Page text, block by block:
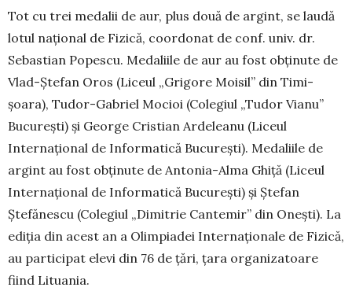
Tot cu trei medalii de aur, plus două de argint, se laudă
lotul național de Fizică, coor­donat de conf. univ. dr.
Sebastian Popescu. Me­daliile de aur au fost obţinute de
Vlad-Şte­fan Oros (Liceul „Grigore Moisil” din Timi­
şoara), Tudor-Gabriel Mocioi (Colegiul „Tu­dor Via­nu”
Bucureşti) şi George Cris­tian Ar­de­leanu (Liceul
Internaţional de In­formatică Bucureşti). Medaliile de
argint au fost ob­ţi­nute de Antonia-Alma Ghiţă (Li­ceul
In­ternaţional de Informatică Bucu­reşti) şi Ştefan
Ştefănescu (Colegiul „Di­mi­trie Can­temir” din Oneşti). La
ediţia din acest an a Olimpiadei Internaţionale de Fi­zică,
au par­ticipat elevi din 76 de ţări, ţara organiza­toa­re
fiind Lituania.